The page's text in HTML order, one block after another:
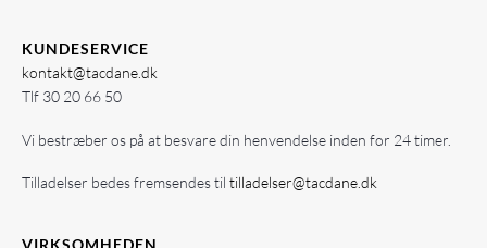
KUNDESERVICE
kontakt@tacdane.dk
Tlf 30 20 66 50
Vi bestræber os på at besvare din henvendelse inden for 24 timer.
Tilladelser bedes fremsendes til tilladelser@tacdane.dk
VIRKSOMHEDEN